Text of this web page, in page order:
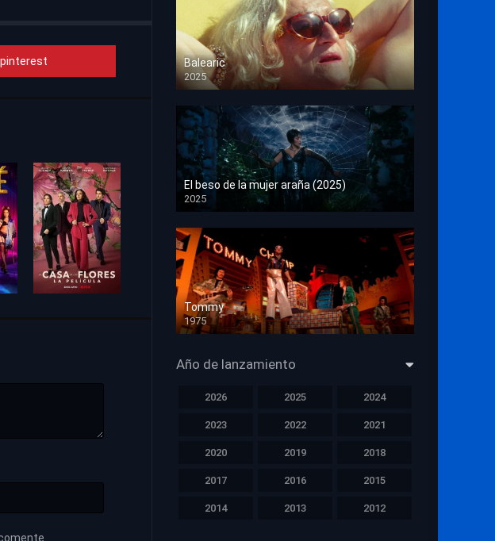
pinterest Balearic
2025
HD 1080p
El beso de la mujer araña (2025)
2025
HD 1080p
Tommy
1975
HD 1080p
Año de lanzamiento
2026 2025 2024
2023 2022 2021
2020 2019 2018
2017 2016 2015
2014 2013 2012